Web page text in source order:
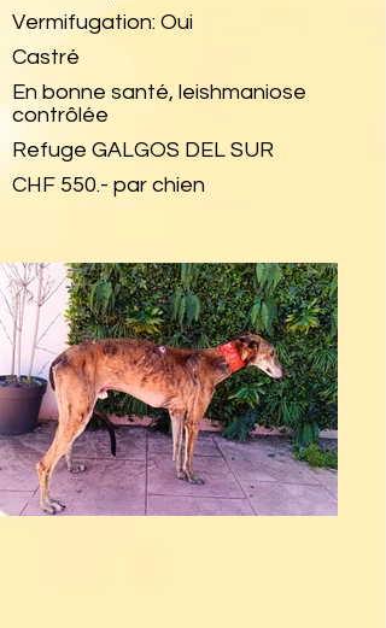
Vermifugation: Oui
Castré
En bonne santé, leishmaniose
contrôlée
Refuge GALGOS DEL SUR
CHF 550.- par chien